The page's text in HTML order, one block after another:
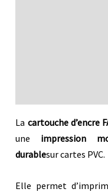
La cartouche d’encre
une impression
durablesur cartes PVC.
Elle permet